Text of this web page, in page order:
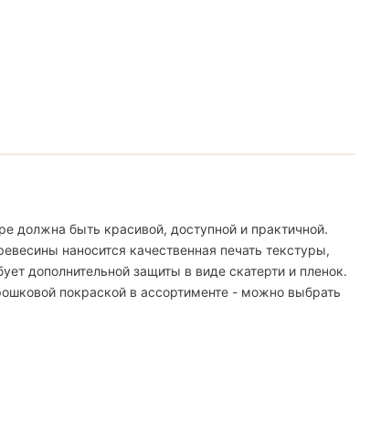
должна быть красивой, доступной и практичной.
наносится качественная печать текстуры,
дополнительной защиты в виде скатерти и пленок.
покраской в ассортименте - можно выбрать